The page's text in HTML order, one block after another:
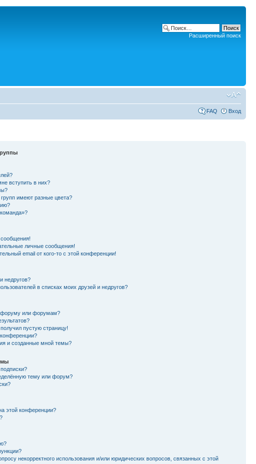
Расширенный поиск
FAQ Вход
вступить в них?
имеют разные цвета?
личные сообщения!
email от кого-то с этой конференции!
недругов?
в списках моих друзей и недругов?
форуму или форумам?
пустую страницу!
и созданные мной темы?
тему или форум?
этой конференции?
некорректного использования и/или юридических вопросов, связанных с этой